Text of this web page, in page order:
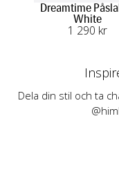
Dreamtime
White
1 290 kr
Dela din stil och ta